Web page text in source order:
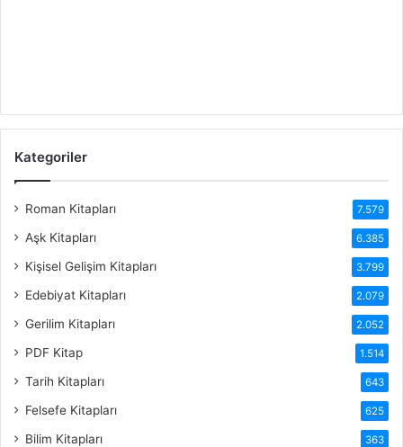
Kategoriler
Roman Kitapları 7.579
Aşk Kitapları 6.385
Kişisel Gelişim Kitapları 3.799
Edebiyat Kitapları 2.079
Gerilim Kitapları 2.052
PDF Kitap 1.514
Tarih Kitapları 643
Felsefe Kitapları 625
Bilim Kitapları 363